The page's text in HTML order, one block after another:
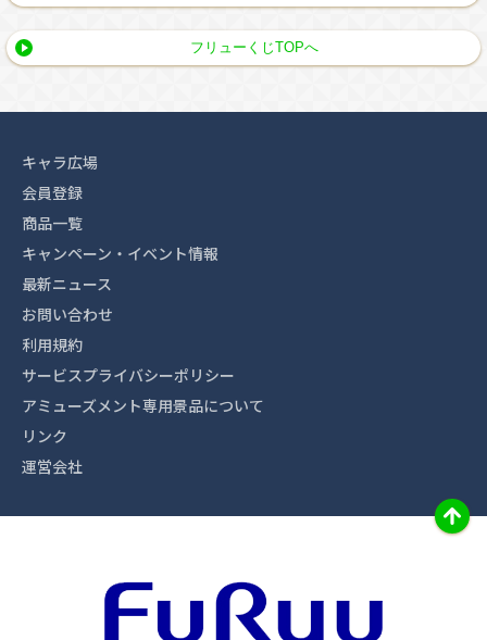
フリューくじTOPへ
キャラ広場
会員登録
商品一覧
キャンペーン・イベント情報
最新ニュース
お問い合わせ
利用規約
サービスプライバシーポリシー
アミューズメント専用景品について
リンク
運営会社